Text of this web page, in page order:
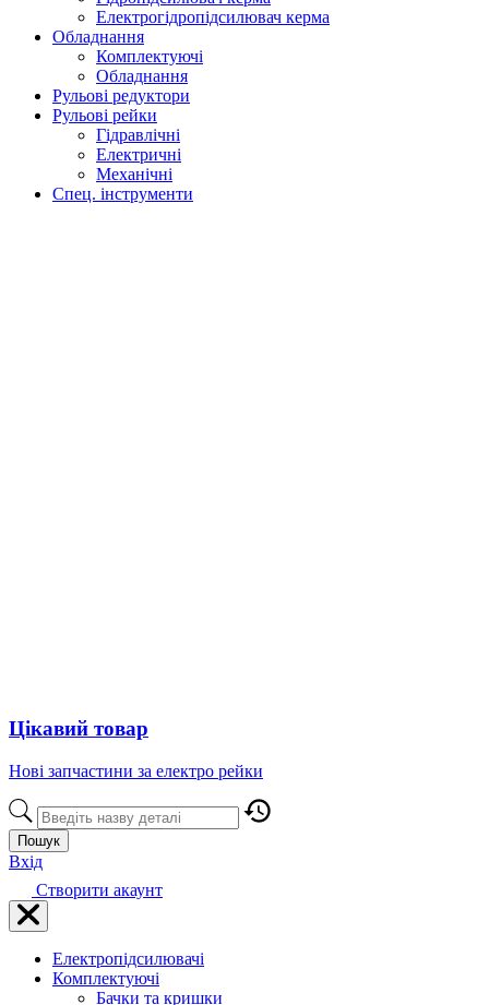
Електрогідропідсилювач керма
Обладнання
Комплектуючі
Обладнання
Рульові редуктори
Рульові рейки
Гідравлічні
Електричні
Механічні
Спец. інструменти
Цікавий товар
Нові запчастини за електро рейки
Пошук
Вхід
Створити акаунт
Електропідсилювачі
Комплектуючі
Бачки та кришки